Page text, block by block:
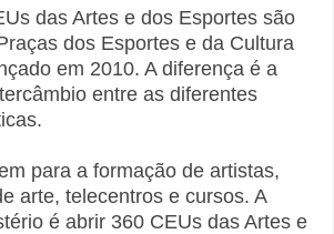
das Artes e dos Esportes são
dos Esportes e da Cultura
em 2010. A diferença é a
entre as diferentes
para a formação de artistas,
arte, telecentros e cursos. A
é abrir 360 CEUs das Artes e